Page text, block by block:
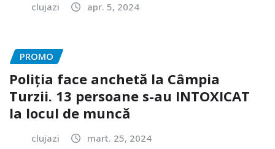
clujazi apr. 5, 2024
PROMO
Poliția face anchetă la Câmpia
Turzii. 13 persoane s-au INTOXICAT
la locul de muncă
clujazi mart. 25, 2024